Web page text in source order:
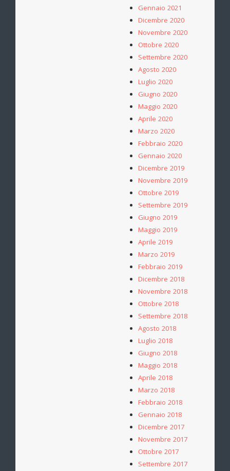
Gennaio 2021
Dicembre 2020
Novembre 2020
Ottobre 2020
Settembre 2020
Agosto 2020
Luglio 2020
Giugno 2020
Maggio 2020
Aprile 2020
Marzo 2020
Febbraio 2020
Gennaio 2020
Dicembre 2019
Novembre 2019
Ottobre 2019
Settembre 2019
Giugno 2019
Maggio 2019
Aprile 2019
Marzo 2019
Febbraio 2019
Dicembre 2018
Novembre 2018
Ottobre 2018
Settembre 2018
Agosto 2018
Luglio 2018
Giugno 2018
Maggio 2018
Aprile 2018
Marzo 2018
Febbraio 2018
Gennaio 2018
Dicembre 2017
Novembre 2017
Ottobre 2017
Settembre 2017